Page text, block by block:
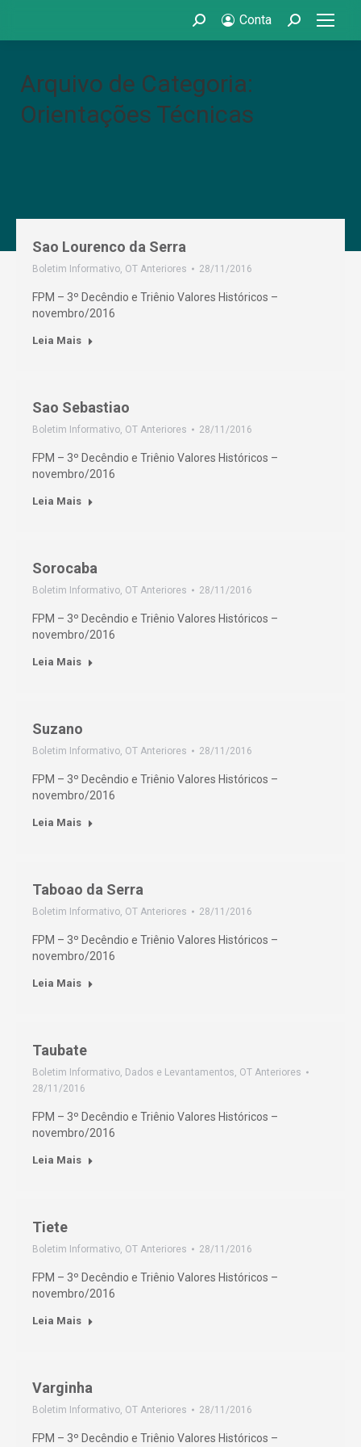
Search: Conta Search:
Arquivo de Categoria:
Orientações Técnicas
Sao Lourenco da Serra
Boletim Informativo, OT Anteriores 28/11/2016
FPM – 3º Decêndio e Triênio Valores Históricos –
novembro/2016
Leia Mais
Sao Sebastiao
Boletim Informativo, OT Anteriores 28/11/2016
FPM – 3º Decêndio e Triênio Valores Históricos –
novembro/2016
Leia Mais
Sorocaba
Boletim Informativo, OT Anteriores 28/11/2016
FPM – 3º Decêndio e Triênio Valores Históricos –
novembro/2016
Leia Mais
Suzano
Boletim Informativo, OT Anteriores 28/11/2016
FPM – 3º Decêndio e Triênio Valores Históricos –
novembro/2016
Leia Mais
Taboao da Serra
Boletim Informativo, OT Anteriores 28/11/2016
FPM – 3º Decêndio e Triênio Valores Históricos –
novembro/2016
Leia Mais
Taubate
Boletim Informativo, Dados e Levantamentos, OT Anteriores
28/11/2016
FPM – 3º Decêndio e Triênio Valores Históricos –
novembro/2016
Leia Mais
Tiete
Boletim Informativo, OT Anteriores 28/11/2016
FPM – 3º Decêndio e Triênio Valores Históricos –
novembro/2016
Leia Mais
Varginha
Boletim Informativo, OT Anteriores 28/11/2016
FPM – 3º Decêndio e Triênio Valores Históricos –